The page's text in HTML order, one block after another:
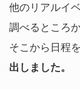
他のリアルイ
調べるところ
そこから日程を
出しました。